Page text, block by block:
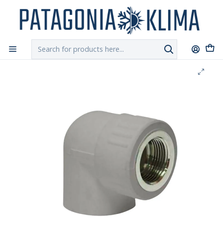
Chilexpress
Home Fitting y PPR
Codo 90º Terminal PPR HI - FU 20 x 1/2"